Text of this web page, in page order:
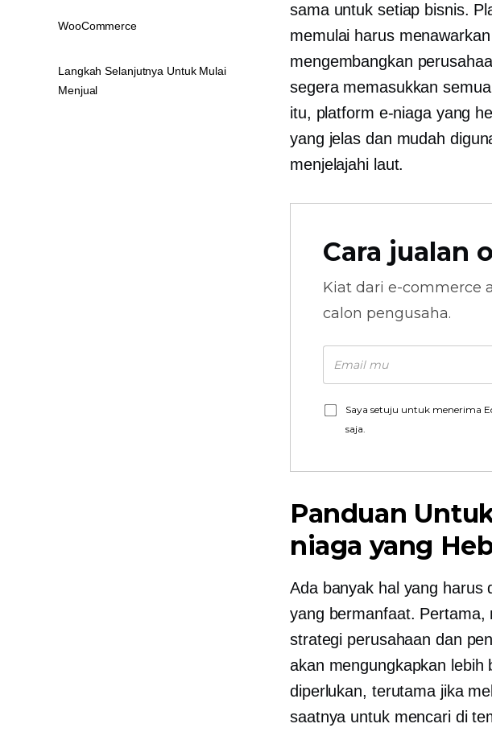
sama untuk setiap bisnis.
memulai harus
mengembangkan
segera memasukkan
itu, platform e-niaga yang
yang jelas dan mudah
menjelajahi laut.
Cara jualan
Kiat dari e-commerce
calon pengusaha.
Saya setuju untuk menerima
saja.
Panduan
niaga yang
Ada banyak hal yang harus
yang bermanfaat.
strategi perusahaan dan
akan mengungkapkan lebih
diperlukan, terutama jika
saatnya untuk mencari di
WooCommerce
Langkah Selanjutnya Untuk Mulai
Menjual